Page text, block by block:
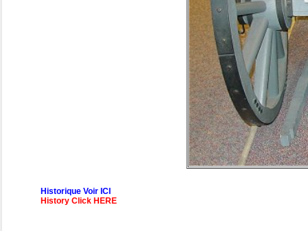
Historique Voir ICI
History Click HERE